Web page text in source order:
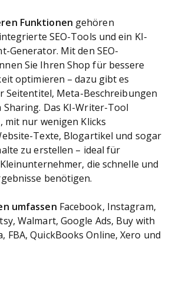
Funktionen gehören
SEO-Tools und ein KI-
Generator. Mit den SEO-
Sie Ihren Shop für bessere
optimieren – dazu gibt es
Seitentitel, Meta-Beschreibungen
Sharing. Das KI-Writer-Tool
mit nur wenigen Klicks
Texte, Blogartikel und sogar
zu erstellen – ideal für
die schnelle und
benötigen.
umfassen Facebook, Instagram,
Walmart, Google Ads, Buy with
FBA, QuickBooks Online, Xero und